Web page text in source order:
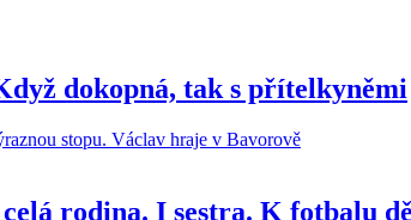
dokopná, tak s přítelkyněmi
rodina. I sestra. K fotbalu